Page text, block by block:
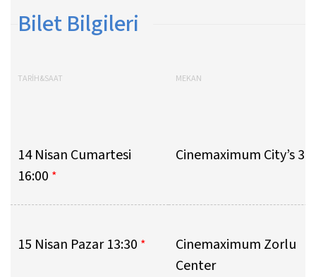
Bilet Bilgileri
TARİH&SAAT MEKAN
14 Nisan Cumartesi
16:00 *
Cinemaximum City’s 3
15 Nisan Pazar 13:30 *
Cinemaximum Zorlu
Center